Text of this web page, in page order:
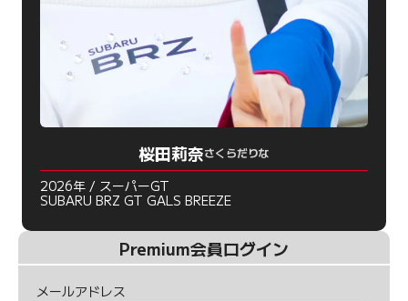
桜田莉奈さくらだりな
2026年 / スーパーGT
SUBARU BRZ GT GALS BREEZE
Premium会員ログイン
メールアドレス